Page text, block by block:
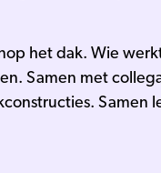
het dak. Wie
Samen met
Samen